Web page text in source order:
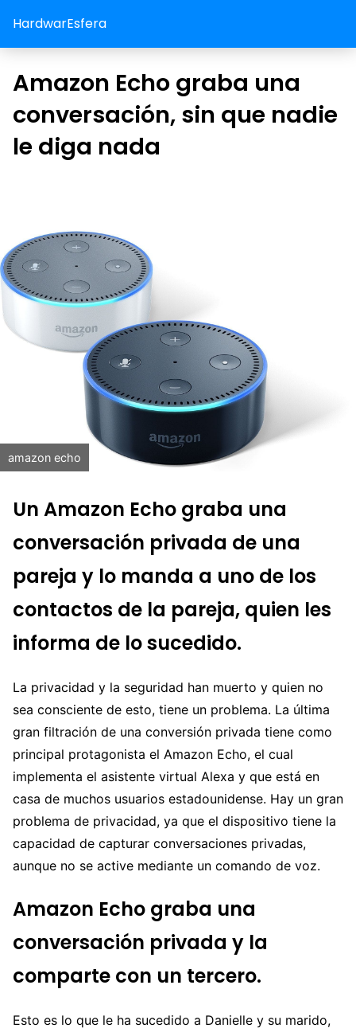
HardwarEsfera
Amazon Echo graba una
conversación, sin que nadie
le diga nada
amazon echo
Un Amazon Echo graba una
conversación privada de una
pareja y lo manda a uno de los
contactos de la pareja, quien les
informa de lo sucedido.
La privacidad y la seguridad han muerto y quien no
sea consciente de esto, tiene un problema. La última
gran filtración de una conversión privada tiene como
principal protagonista el Amazon Echo, el cual
implementa el asistente virtual Alexa y que está en
casa de muchos usuarios estadounidense. Hay un gran
problema de privacidad, ya que el dispositivo tiene la
capacidad de capturar conversaciones privadas,
aunque no se active mediante un comando de voz.
Amazon Echo graba una
conversación privada y la
comparte con un tercero.
Esto es lo que le ha sucedido a Danielle y su marido,